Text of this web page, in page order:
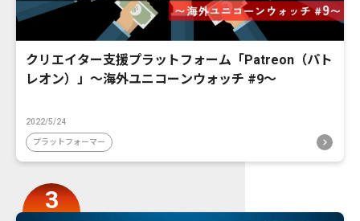
クリエイター支援プラットフォーム「Patreon（パト
レオン）」〜海外ユニコーンウォッチ #9〜
2022/5/24
プラットフォーマー